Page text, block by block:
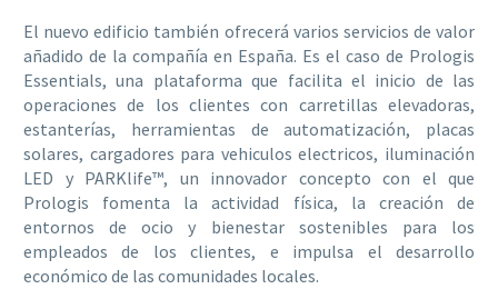
El nuevo edificio también ofrecerá varios servicios de valor
añadido de la compañía en España. Es el caso de Prologis
Essentials, una plataforma que facilita el inicio de las
operaciones de los clientes con carretillas elevadoras,
estanterías, herramientas de automatización, placas
solares, cargadores para vehiculos electricos, iluminación
LED y PARKlife™, un innovador concepto con el que
Prologis fomenta la actividad física, la creación de
entornos de ocio y bienestar sostenibles para los
empleados de los clientes, e impulsa el desarrollo
económico de las comunidades locales.